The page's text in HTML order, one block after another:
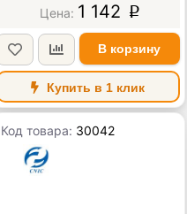
1 142 p
В корзину
Купить в 1 клик
Код товара: 30042